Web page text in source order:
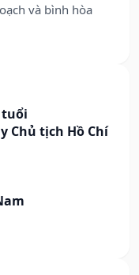
và bình hòa
tuổi
Chủ tịch Hồ Chí